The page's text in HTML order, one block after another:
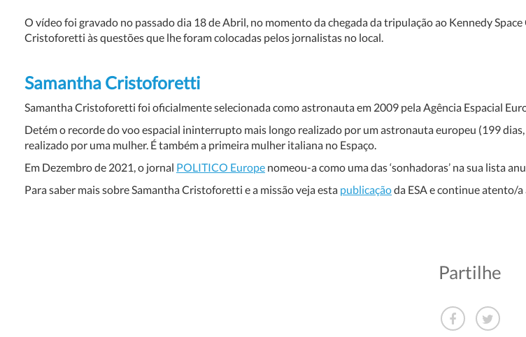
O vídeo foi gravado no passado dia 18 de Abril, no momento da chegada da tripulação ao Kennedy
Cristoforetti às questões que lhe foram colocadas pelos jornalistas no local.
Samantha Cristoforetti
Samantha Cristoforetti foi oficialmente selecionada como astronauta em 2009 pela Agência Espacial
Detém o recorde do voo espacial ininterrupto mais longo realizado por um astronauta europeu (199
realizado por uma mulher. É também a primeira mulher italiana no Espaço.
Em Dezembro de 2021, o jornal POLITICO Europe nomeou-a como uma das ‘sonhadoras’ na sua lista
Para saber mais sobre Samantha Cristoforetti e a missão veja esta publicaçãoda ESA e continue atento/a
Partilhe